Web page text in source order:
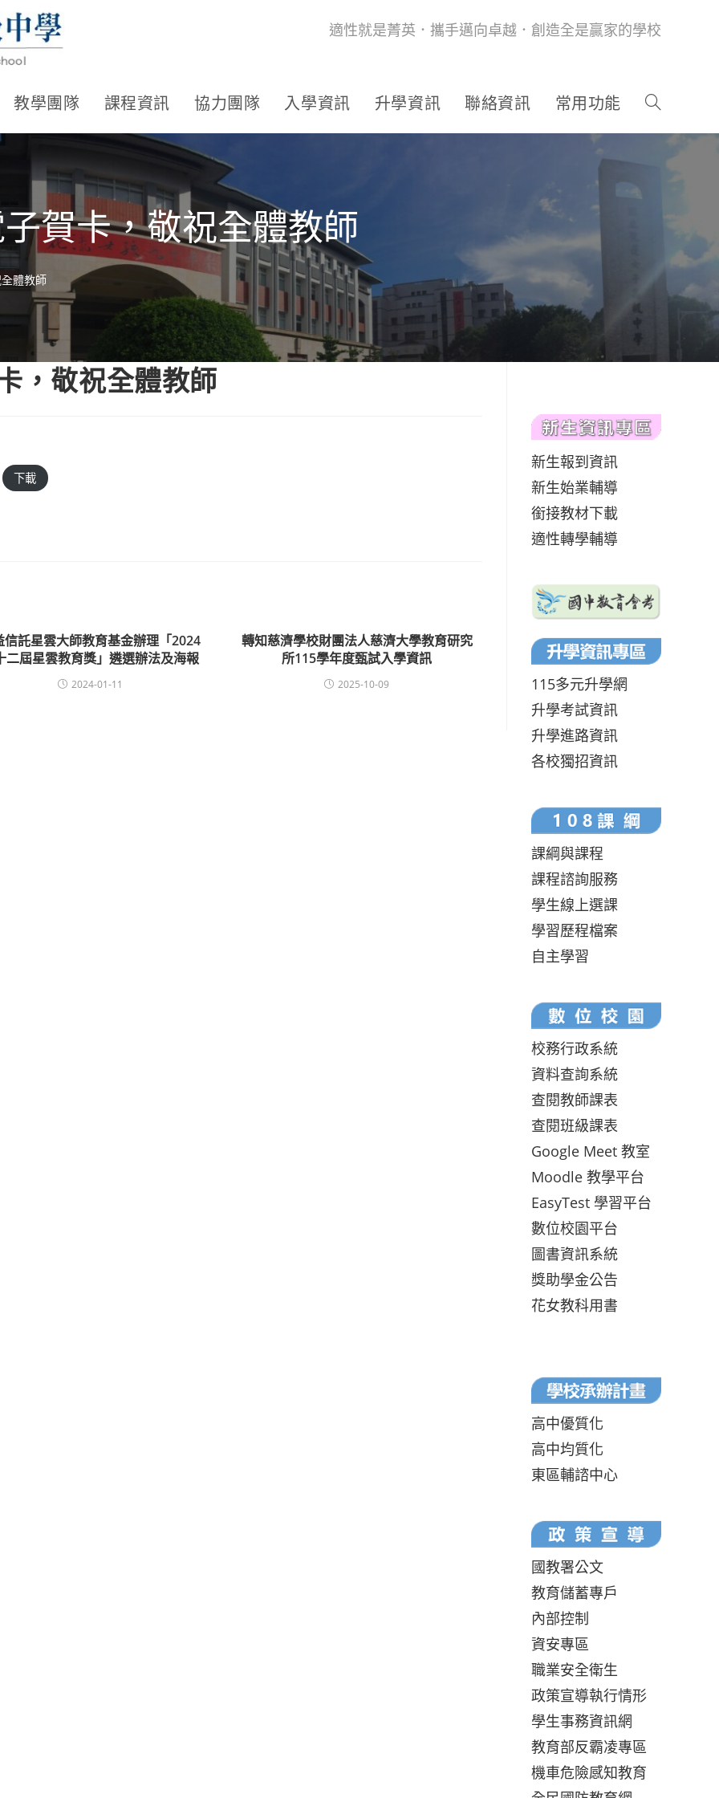
適性就是菁英．攜手邁向卓越．創造全是贏家的學校
教學團隊 課程資訊 協力團隊 入學資訊 升學資訊 聯絡資訊 常用功能
賀卡，敬祝全體教師
體教師
，敬祝全體教師
下載
信託星雲大師教育基金辦理「2024
二屆星雲教育獎」遴選辦法及海報
2024-01-11
轉知慈濟學校財團法人慈濟大學教育研究
所115學年度甄試入學資訊
2025-10-09
新生報到資訊
新生始業輔導
銜接教材下載
適性轉學輔導
115多元升學網
升學考試資訊
升學進路資訊
各校獨招資訊
課綱與課程
課程諮詢服務
學生線上選課
學習歷程檔案
自主學習
校務行政系統
資料查詢系統
查閱教師課表
查閱班級課表
Google Meet 教室
Moodle 教學平台
EasyTest 學習平台
數位校園平台
圖書資訊系統
獎助學金公告
花女教科用書
高中優質化
高中均質化
東區輔諮中心
國教署公文
教育儲蓄專戶
內部控制
資安專區
職業安全衛生
政策宣導執行情形
學生事務資訊網
教育部反霸凌專區
機車危險感知教育